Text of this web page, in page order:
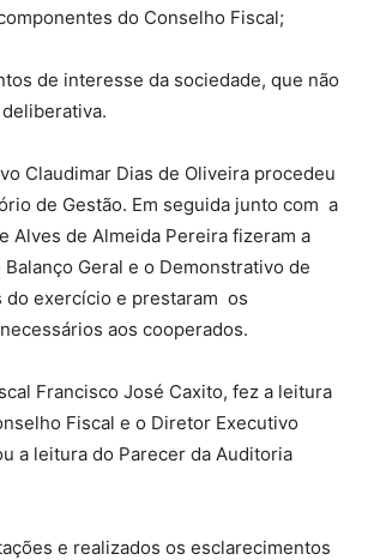
do Conselho Fiscal;
de interesse da sociedade, que não
Claudimar Dias de Oliveira procedeu
de Gestão. Em seguida junto com a
Alves de Almeida Pereira fizeram a
Geral e o Demonstrativo de
do exercício e prestaram os
aos cooperados.
Francisco José Caxito, fez a leitura
Fiscal e o Diretor Executivo
a leitura do Parecer da Auditoria
e realizados os esclarecimentos